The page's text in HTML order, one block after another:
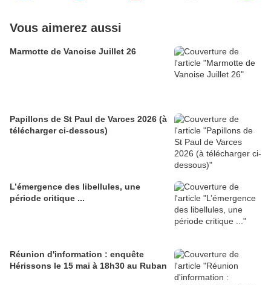
Vous aimerez aussi
Marmotte de Vanoise Juillet 26
Papillons de St Paul de Varces 2026 (à
télécharger ci-dessous)
L’émergence des libellules, une
période critique ...
Réunion d'information : enquête
Hérissons le 15 mai à 18h30 au Ruban